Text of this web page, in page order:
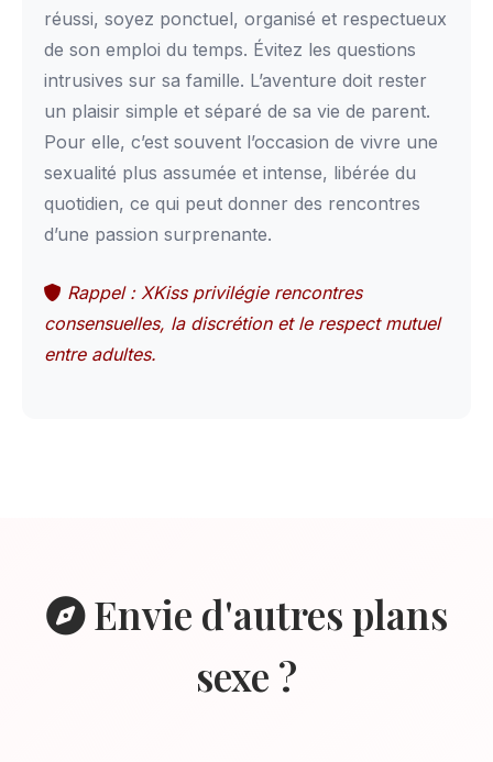
réussi, soyez ponctuel, organisé et respectueux
de son emploi du temps. Évitez les questions
intrusives sur sa famille. L’aventure doit rester
un plaisir simple et séparé de sa vie de parent.
Pour elle, c’est souvent l’occasion de vivre une
sexualité plus assumée et intense, libérée du
quotidien, ce qui peut donner des rencontres
d’une passion surprenante.
Rappel : XKiss privilégie rencontres
consensuelles, la discrétion et le respect mutuel
entre adultes.
Envie d'autres plans
sexe ?